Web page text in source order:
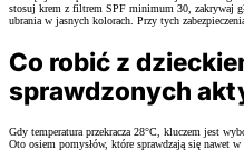
stosuj krem z filtrem SPF minimum 30, zakrywaj
ubrania w jasnych kolorach. Przy tych
Co robić z
sprawdzonych
Gdy temperatura przekracza 28°C, kluczem jest
Oto osiem pomysłów, które sprawdzają się nawet